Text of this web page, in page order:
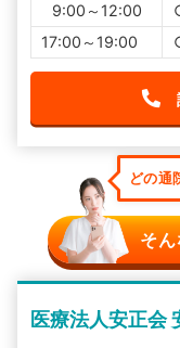
9:00～12:00
17:00～19:00
どの通
そ
医療法人安正会